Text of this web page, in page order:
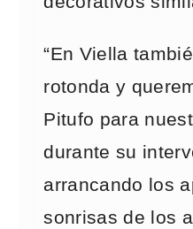
“En Viella
rotonda y
Pitufo para
durante su
arrancando los
sonrisas de los